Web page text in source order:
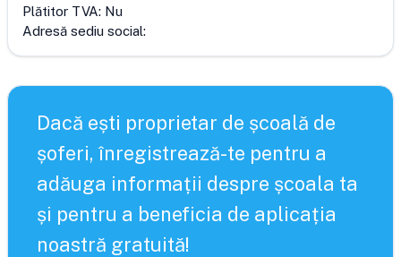
Plătitor TVA: Nu
Adresă sediu social:
Dacă ești proprietar de școală de
șoferi, înregistrează-te pentru a
adăuga informații despre școala ta
și pentru a beneficia de aplicația
noastră gratuită!